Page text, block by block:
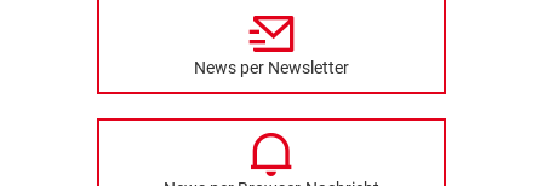
News per Newsletter